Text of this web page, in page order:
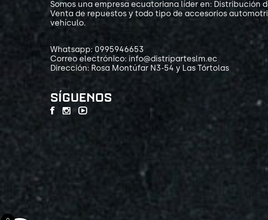
Somos una empresa ecuatoriana líder en: Distribución
Venta de repuestos y todo tipo de accesorios
vehículo.
Whatsapp: 0995946653
Correo electrónico: info@distriparteslm.ec
Dirección: Rosa Montúfar N3-54 y Las Tórtolas
SÍGUENOS